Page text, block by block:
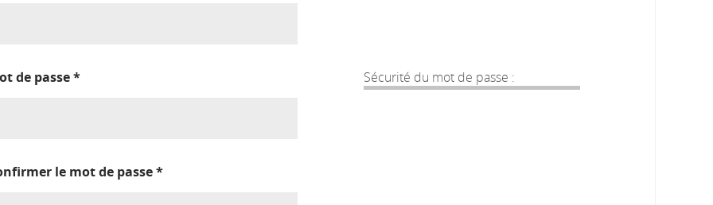
Sécurité du mot de passe :
de passe*
le mot de passe*